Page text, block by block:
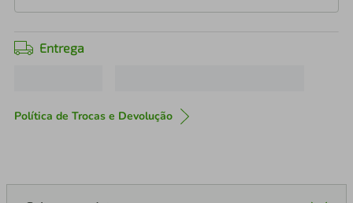
Entrega
Política de Trocas e Devolução